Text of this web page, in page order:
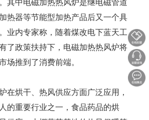
其中电磁加热热风炉是继电磁管道
热器等节能型加热产品后又一个具
业内专家称，随着煤改电下蓝天工
了政策扶持下，电磁加热热风炉将
场推到了消费前端。
烘干、热风供应方面广泛应用，
的重要行业之一，食品药品的烘